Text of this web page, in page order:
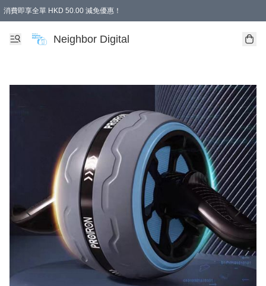
消費即享全單 HKD 50.00 減免優惠！
Neighbor Digital